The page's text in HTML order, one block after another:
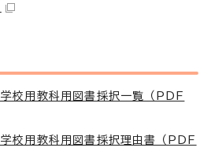
校用教科用図書採択一覧 （PDF
校用教科用図書採択理由書 （PDF